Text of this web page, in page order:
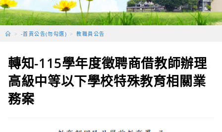
> -首頁公告(勿勾選) > 教職員公告
轉知-115學年度徵聘商借教師辦理
高級中等以下學校特殊教育相關業
務案